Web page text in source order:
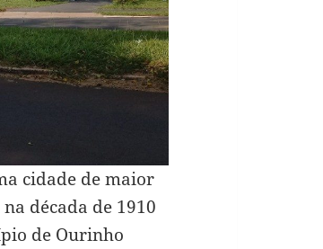
cidade de maior
década de 1910
de Ourinho